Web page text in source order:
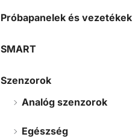
Próbapanelek és vezetékek
SMART
Szenzorok
Analóg szenzorok
Egészség